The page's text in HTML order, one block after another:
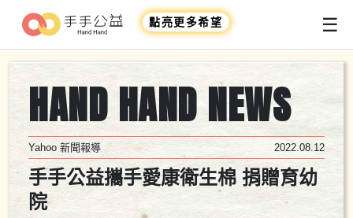
點亮更多希望 ☰
HAND HAND NEWS
Yahoo 新聞報導 2022.08.12
手手公益攜手愛康衛生棉 捐贈育幼
院